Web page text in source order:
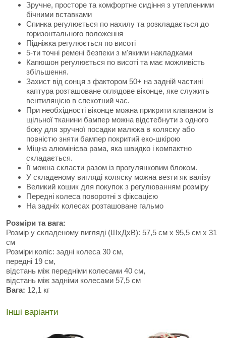
Зручне, просторе та комфортне сидіння з утепленими
бічними вставками
Спинка регулюється по нахилу та розкладається до
горизонтального положення
Підніжка регулюється по висоті
5-ти точні ремені безпеки з м'якими накладками
Капюшон регулюється по висоті та має можливість
збільшення.
Захист від сонця з фактором 50+ на задній частині
каптура розташоване оглядове віконце, яке служить
вентиляцією в спекотний час.
При необхідності віконце можна прикрити клапаном із
щільної тканини бампер можна відстебнути з одного
боку для зручної посадки малюка в коляску або
повністю зняти бампер покритий еко-шкірою
Міцна алюмінієва рама, яка швидко і компактно
складається.
Її можна скласти разом із прогулянковим блоком.
У складеному вигляді коляску можна везти як валізу
Великий кошик для покупок з регулюванням розміру
Передні колеса поворотні з фіксацією
На задніх колесах розташоване гальмо
Розміри та вага:
Розмір у складеному вигляді (ШхДхВ): 57,5 ​​см х 95,5 см х 31
см
Розміри коліс: задні колеса 30 см,
передні 19 см,
відстань між передніми колесами 40 см,
відстань між задніми колесами 57,5 ​​см
Вага: 12,1 кг
Інші варіанти